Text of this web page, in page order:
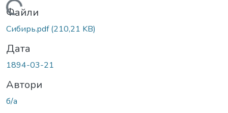
Вантажиться...
Файли
Сибирь.pdf(210,21 KB)
Дата
1894-03-21
Автори
б/а